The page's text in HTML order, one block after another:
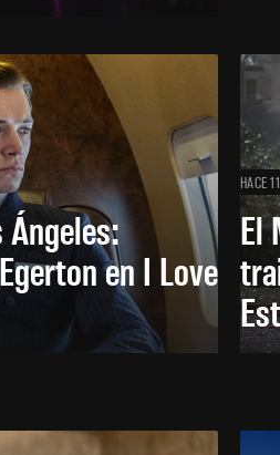
Ángeles:
en I Love
HACE
El